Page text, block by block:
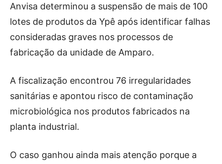
Anvisa determinou a suspensão de mais de 100
lotes de produtos da Ypê após identificar falhas
consideradas graves nos processos de
fabricação da unidade de Amparo.
A fiscalização encontrou 76 irregularidades
sanitárias e apontou risco de contaminação
microbiológica nos produtos fabricados na
planta industrial.
O caso ganhou ainda mais atenção porque a